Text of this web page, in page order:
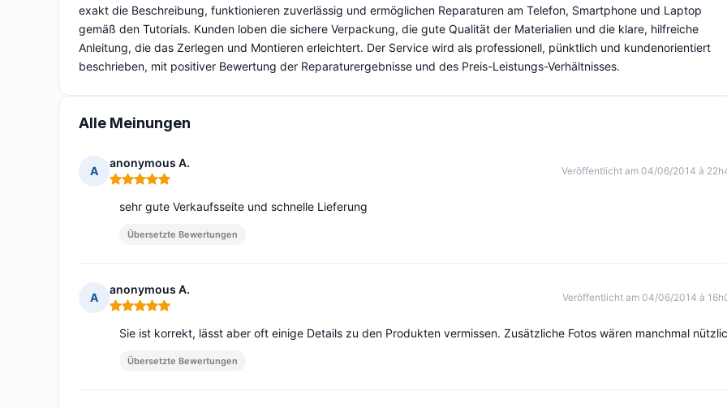
exakt die Beschreibung, funktionieren zuverlässig und ermöglichen Reparaturen am Telefon, Smartphone und Laptop
gemäß den Tutorials. Kunden loben die sichere Verpackung, die gute Qualität der Materialien und die klare, hilfreiche
Anleitung, die das Zerlegen und Montieren erleichtert. Der Service wird als professionell, pünktlich und kundenorientiert
beschrieben, mit positiver Bewertung der Reparaturergebnisse und des Preis-Leistungs-Verhältnisses.
Alle Meinungen
A
anonymous A.
Hinweis: 5 von 5
Veröffentlicht am 04/06/2014 à
sehr gute Verkaufsseite und schnelle Lieferung
Übersetzte Bewertungen
A
anonymous A.
Hinweis: 5 von 5
Veröffentlicht am 04/06/2014 à
Sie ist korrekt, lässt aber oft einige Details zu den Produkten vermissen. Zusätzliche Fotos wären manchmal
Übersetzte Bewertungen